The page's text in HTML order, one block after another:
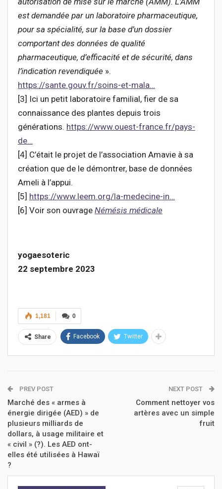
est demandée par un laboratoire pharmaceutique,
pour sa spécialité, sur la base d’un dossier
comportant des données de qualité
pharmaceutique, d’efficacité et de sécurité, dans
l’indication revendiquée ».
https://sante.gouv.fr/soins-et-mala…
[3] Ici un petit laboratoire familial, fier de sa
connaissance des plantes depuis trois
générations. https://www.ouest-france.fr/pays-
de…
[4] C’était le projet de l’association Amavie à sa
création que de le démontrer, base de données
Ameli à l’appui.
[5] https://www.leem.org/la-medecine-in…
[6] Voir son ouvrage Némésis médicale
yogaesoteric
22 septembre 2023
0
1,181
Share Facebook Twitter
PREV POST
Marché des « armes à
énergie dirigée (AED) » de
plusieurs milliards de
dollars, à usage militaire et
« civil » (?). Les AED ont-
elles été utilisées à Hawaï
?
NEXT POST
Comment nettoyer vos
artères avec un simple
fruit